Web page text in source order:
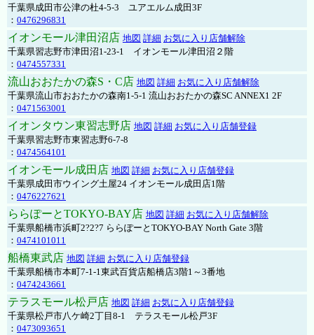
千葉県成田市公津の杜4-5-3 ユアエルム成田3F
： 0476296831
イオンモール津田沼店 地図 詳細 お気に入り店舗解除
千葉県習志野市津田沼1-23-1 イオンモール津田沼２階
： 0474557331
流山おおたかの森S・C店 地図 詳細 お気に入り店舗解除
千葉県流山市おおたかの森南1-5-1 流山おおたかの森SC ANNEX1 2F
： 0471563001
イオンタウン東習志野店 地図 詳細 お気に入り店舗登録
千葉県習志野市東習志野6-7-8
： 0474564101
イオンモール成田店 地図 詳細 お気に入り店舗登録
千葉県成田市ウイング土屋24 イオンモール成田店1階
： 0476227621
ららぽーとTOKYO-BAY店 地図 詳細 お気に入り店舗解除
千葉県船橋市浜町2?2?7 ららぽーとTOKYO-BAY North Gate 3階
： 0474101011
船橋東武店 地図 詳細 お気に入り店舗登録
千葉県船橋市本町7-1-1東武百貨店船橋店3階1～3番地
： 0474243661
テラスモール松戸店 地図 詳細 お気に入り店舗登録
千葉県松戸市八ケ崎2丁目8-1 テラスモール松戸3F
： 0473093651